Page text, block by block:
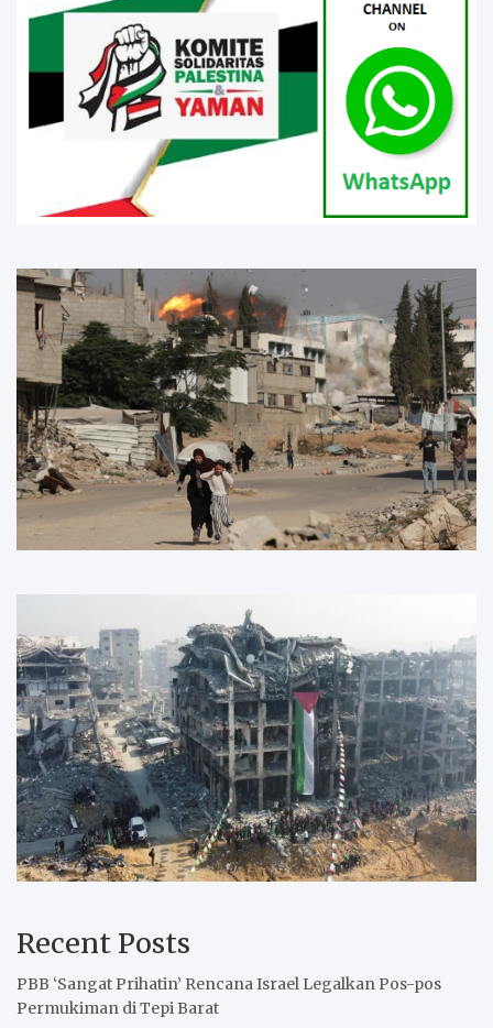
Recent Posts
PBB ‘Sangat Prihatin’ Rencana Israel Legalkan Pos-pos
Permukiman di Tepi Barat